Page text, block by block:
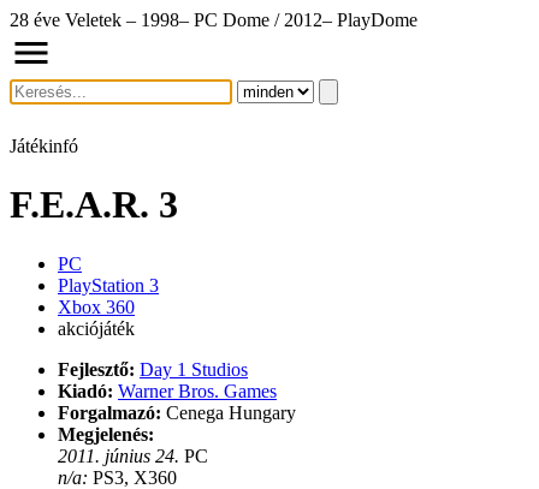
28 éve Veletek – 1998– PC Dome / 2012– PlayDome
Játékinfó
F.E.A.R. 3
PC
PlayStation 3
Xbox 360
akciójáték
Fejlesztő: Day 1 Studios
Kiadó: Warner Bros. Games
Forgalmazó: Cenega Hungary
Megjelenés:
2011. június 24. PC
n/a: PS3, X360